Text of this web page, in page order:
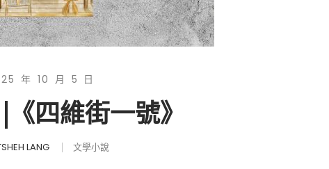
年 10 月 5 日
四維街一號》
LANG 文學小說